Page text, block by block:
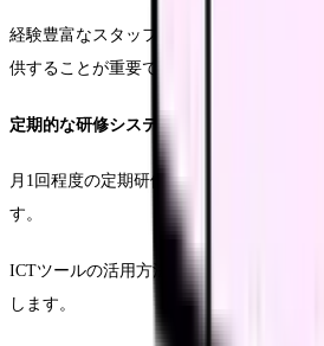
経験豊富なスタッフに対しても、定期的
供することが重要です。
定期的な研修システム
月1回程度の定期研修を実施し、新しい知
す。
ICTツールの活用方法や、効率的な訪問
します。